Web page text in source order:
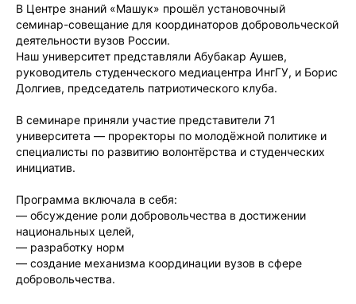
В Центре знаний «Машук» прошёл установочный
семинар-совещание для координаторов добровольческой
деятельности вузов России.
Наш университет представляли Абубакар Аушев,
руководитель студенческого медиацентра ИнгГУ, и Борис
Долгиев, председатель патриотического клуба.
В семинаре приняли участие представители 71
университета — проректоры по молодёжной политике и
специалисты по развитию волонтёрства и студенческих
инициатив.
Программа включала в себя:
— обсуждение роли добровольчества в достижении
национальных целей,
— разработку норм
— создание механизма координации вузов в сфере
добровольчества.